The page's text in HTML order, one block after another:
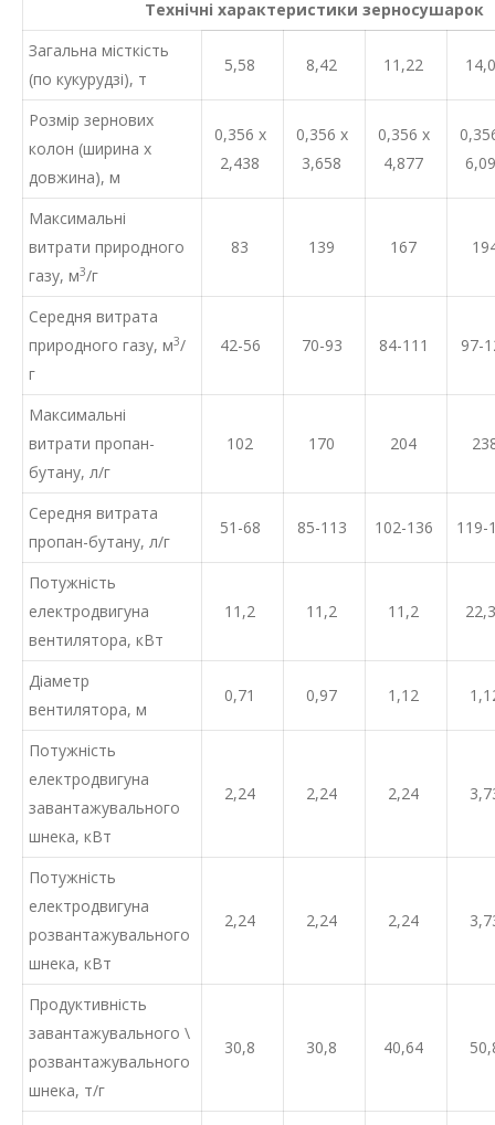
Технічні характеристики зерносушарок
Загальна місткість
(по кукурудзі), т
5,58 8,42 11,22
Розмір зернових
колон (ширина х
довжина), м
0,356 х
2,438
0,356 х
3,658
0,356 х
4,877
Максимальні
витрати природного
газу, м3/г
83 139 167
Середня витрата
природного газу, м3/
г
42-56 70-93 84-111 97-
Максимальні
витрати пропан-
бутану, л/г
102 170 204
Середня витрата
пропан-бутану, л/г
51-68 85-113 102-136 119-
Потужність
електродвигуна
вентилятора, кВт
11,2 11,2 11,2
Діаметр
вентилятора, м
0,71 0,97 1,12
Потужність
електродвигуна
завантажувального
шнека, кВт
2,24 2,24 2,24
Потужність
електродвигуна
розвантажувального
шнека, кВт
2,24 2,24 2,24
Продуктивність
завантажувального \
розвантажувального
шнека, т/г
30,8 30,8 40,64